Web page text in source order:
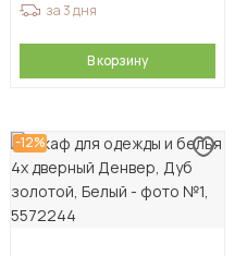
за 3 дня
В корзину
-12%